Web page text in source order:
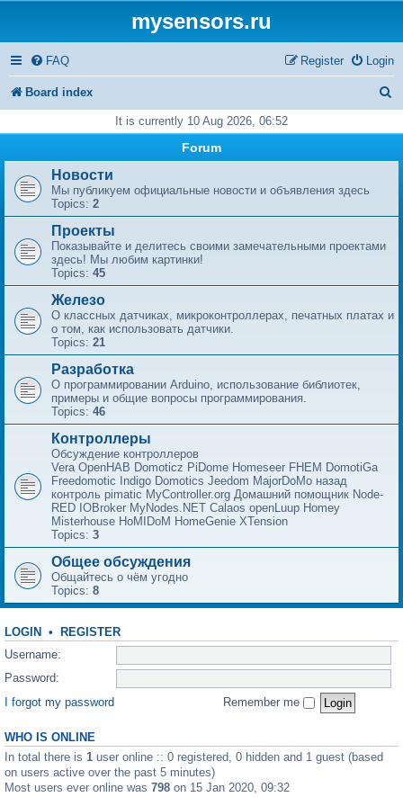
mysensors.ru
FAQ Login
Register
Board index
h
It is currently 10 Aug 2026, 06:52
Forum
Новости
Мы публикуем официальные новости и объявления здесь
Topics: 2
Проекты
Показывайте и делитесь своими замечательными проектами
здесь! Мы любим картинки!
Topics: 45
Железо
О классных датчиках, микроконтроллерах, печатных платах и
​​о том, как использовать датчики.
Topics: 21
Разработка
О программировании Arduino, использование библиотек,
примеры и общие вопросы программирования.
Topics: 46
Контроллеры
Обсуждение контроллеров
Vera OpenHAB Domoticz PiDome Homeseer FHEM DomotiGa
Freedomotic Indigo Domotics Jeedom MajorDoMo назад
контроль pimatic MyController.org Домашний помощник Node-
RED IOBroker MyNodes.NET Calaos openLuup Homey
Misterhouse HoMIDoM HomeGenie XTension
Topics: 3
Общее обсуждения
Общайтесь о чём угодно
Topics: 8
LOGIN • REGISTER
Username:
Password:
I forgot my password
Remember me
WHO IS ONLINE
In total there is 1 user online :: 0 registered, 0 hidden and 1 guest (based
on users active over the past 5 minutes)
Most users ever online was 798 on 15 Jan 2020, 09:32